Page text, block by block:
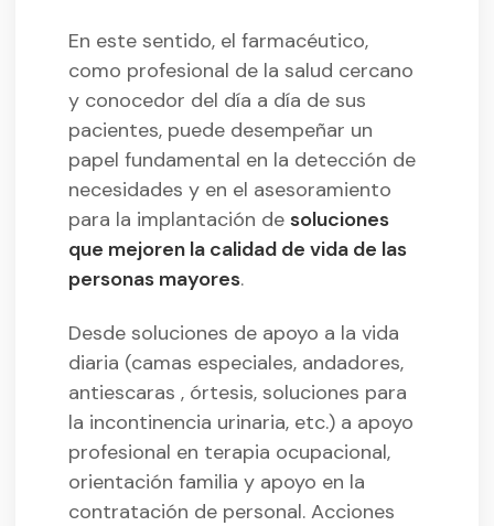
En este sentido, el farmacéutico,
como profesional de la salud cercano
y conocedor del día a día de sus
pacientes, puede desempeñar un
papel fundamental en la detección de
necesidades y en el asesoramiento
para la implantación desoluciones
que mejoren la calidad de vida de las
personas mayores.
Desde soluciones de apoyo a la vida
diaria (camas especiales, andadores,
antiescaras , órtesis, soluciones para
la incontinencia urinaria, etc.) a apoyo
profesional en terapia ocupacional,
orientación familia y apoyo en la
contratación de personal. Acciones